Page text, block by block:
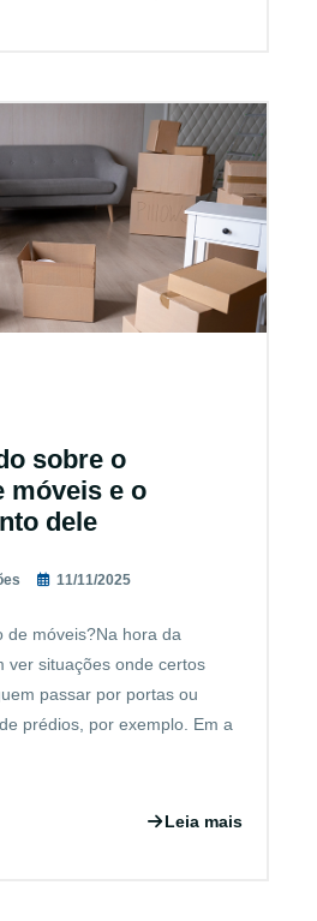
sobre o
móveis e o
dele
11/11/2025
de móveis?Na hora da
ver situações onde certos
passar por portas ou
prédios, por exemplo. Em a
Leia mais